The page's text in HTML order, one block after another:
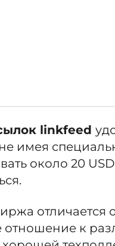
linkfeed
имея
около 20
отличается
отношение к